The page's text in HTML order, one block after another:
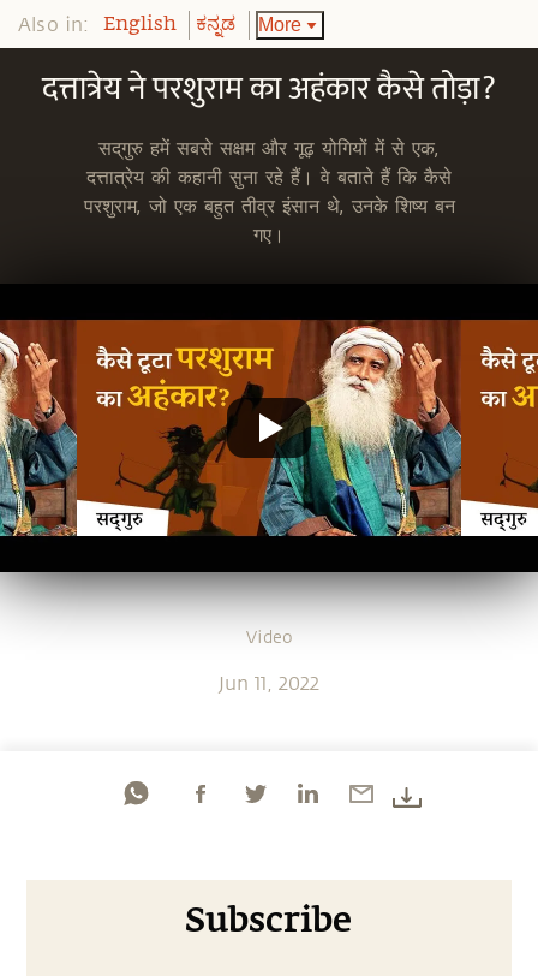
Also in: English ಕನ್ನಡ More
दत्तात्रेय ने परशुराम का अहंकार कैसे तोड़ा?
सद्‌गुरु हमें सबसे सक्षम और गूढ़ योगियों में से एक,
दत्तात्रेय की कहानी सुना रहे हैं। वे बताते हैं कि कैसे
परशुराम, जो एक बहुत तीव्र इंसान थे, उनके शिष्य बन
गए।
Video
Jun 11, 2022
Subscribe